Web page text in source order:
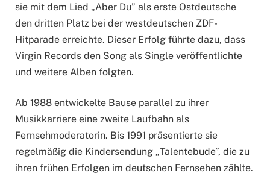
sie mit dem Lied „Aber Du” als erste Ostdeutsche
den dritten Platz bei der westdeutschen ZDF-
Hitparade erreichte. Dieser Erfolg führte dazu, dass
Virgin Records den Song als Single veröffentlichte
und weitere Alben folgten.
Ab 1988 entwickelte Bause parallel zu ihrer
Musikkarriere eine zweite Laufbahn als
Fernsehmoderatorin. Bis 1991 präsentierte sie
regelmäßig die Kindersendung „Talentebude”, die zu
ihren frühen Erfolgen im deutschen Fernsehen zählte.